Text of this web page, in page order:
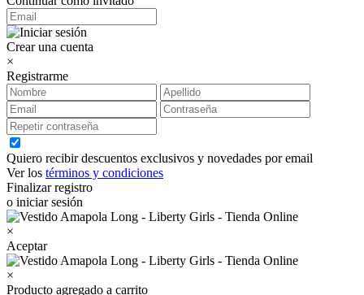
Crear una cuenta
×
Registrarme
Quiero recibir descuentos exclusivos y novedades por email
Ver los términos y condiciones
Finalizar registro
o iniciar sesión
×
Aceptar
×
Producto agregado a carrito